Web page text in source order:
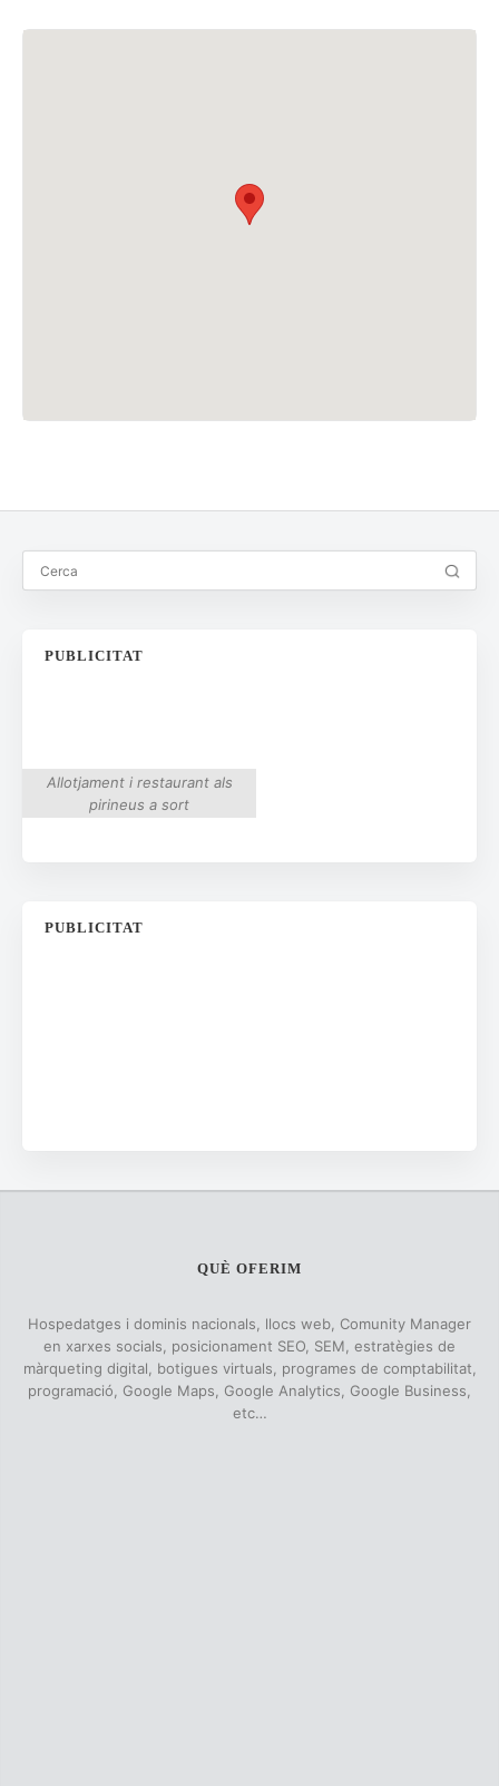
PUBLICITAT
Allotjament i restaurant als
pirineus a sort
PUBLICITAT
QUÈ OFERIM
Hospedatges i dominis nacionals, llocs web, Comunity Manager
en xarxes socials, posicionament SEO, SEM, estratègies de
màrqueting digital, botigues virtuals, programes de comptabilitat,
programació, Google Maps, Google Analytics, Google Business,
etc…